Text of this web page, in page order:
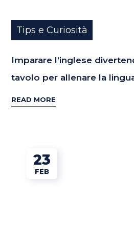
Tips e Curiosità
Imparare l’inglese
tavolo per allenare la
READ MORE
23
FEB